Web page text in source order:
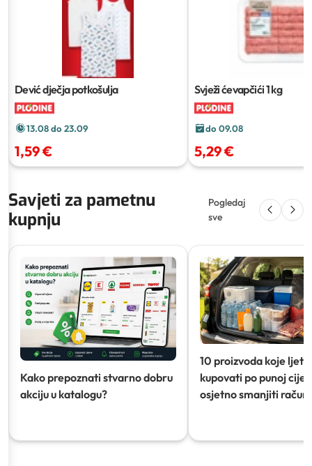
Dević dječja potkošulja
13.08 do 23.09
1,59 €
Svježi ćevapčići1 kg
do 09.08
5,29 €
Savjeti za pametnu
kupnju
Pogledaj
sve
Kako prepoznati stvarno dobru
akciju u katalogu?
10 proizvoda koje ljeti
kupovati po punoj
osjetno smanjiti račun)